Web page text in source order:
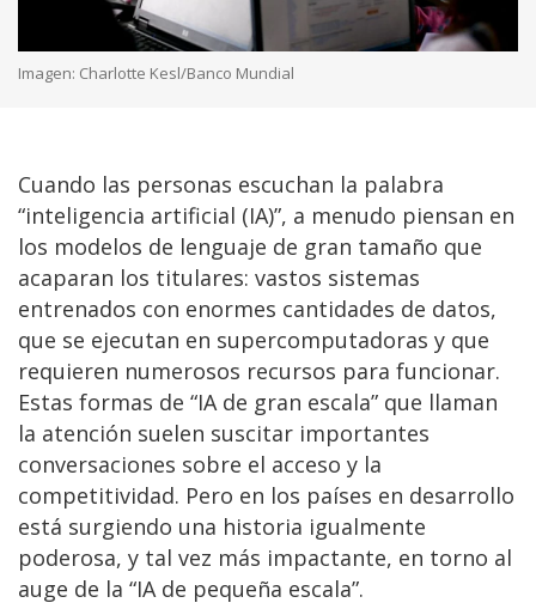
Imagen: Charlotte Kesl/Banco Mundial
Cuando las personas escuchan la palabra
“inteligencia artificial (IA)”, a menudo piensan en
los modelos de lenguaje de gran tamaño que
acaparan los titulares: vastos sistemas
entrenados con enormes cantidades de datos,
que se ejecutan en supercomputadoras y que
requieren numerosos recursos para funcionar.
Estas formas de “IA de gran escala” que llaman
la atención suelen suscitar importantes
conversaciones sobre el acceso y la
competitividad. Pero en los países en desarrollo
está surgiendo una historia igualmente
poderosa, y tal vez más impactante, en torno al
auge de la “IA de pequeña escala”.